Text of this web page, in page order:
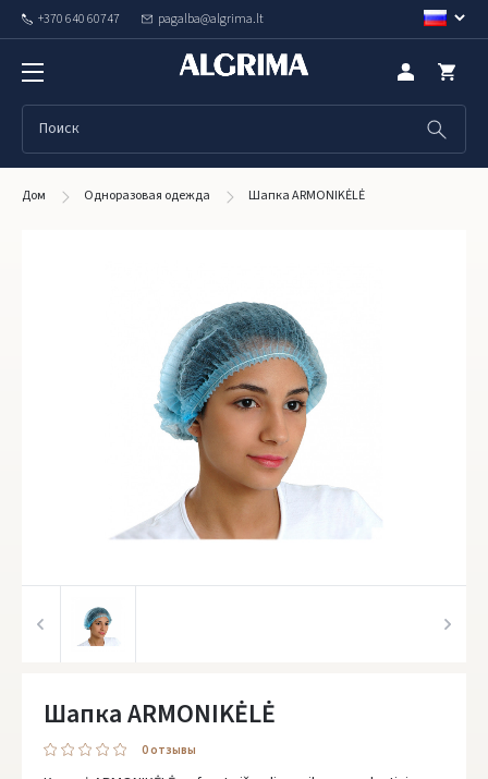
+370 640 60747 pagalba@algrima.lt
Дом Одноразовая одежда Шапка ARMONIKĖLĖ
Шапка ARMONIKĖLĖ
0 oтзывы